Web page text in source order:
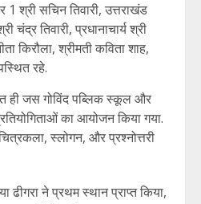
1 श्री सचिन तिवारी, उत्तराखंड
चंद्र तिवारी, प्रधानाचार्य श्री
किरौला, श्रीमती कविता शाह,
रहे.
ही जस गोविंद पब्लिक स्कूल और
प्रतियोगिताओं का आयोजन किया गया.
स्लोगन, और प्रश्नोत्तरी
ढीगरा ने प्रथम स्थान प्राप्त किया,